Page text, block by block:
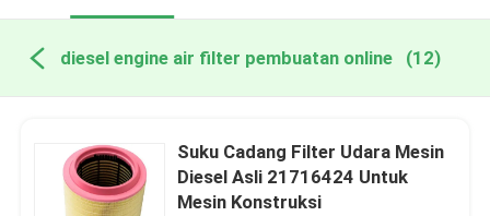
diesel engine air filter pembuatan online (12)
Suku Cadang Filter Udara Mesin
Diesel Asli 21716424 Untuk
Mesin Konstruksi